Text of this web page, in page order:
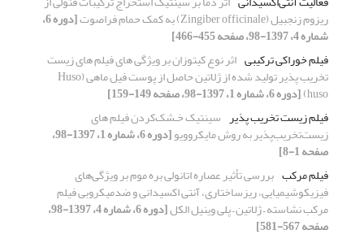
ریزوم زنجبیل (Zingiber officinale) به کمک حمام فراصوت [دوره 6،
شماره 4، 1397-98، صفحه 455-466]
فیلم خوراکی ترکیبی اثر نوع کیتوزان بر ویژگی های فیلم های زیست
تخریب پذیر تولید شده از ژلاتین حاصل از پوست فیل ماهی (Huso
huso) [دوره 6، شماره 1، 1397-98، صفحه 149-159]
فیلم زیست تخریب پذیر سینتیک خـشک‌کردن فیلم های
زیست‌تخریب‌پذیر به روش مایکروویو [دوره 6، شماره 1، 1397-98،
صفحه 1-8]
فیلم مرکب بررسی تأثیر عصاره اتانولی بره موم بر ویژگی‌های
فیزیکوشیمیایی، ریزساختاری، آنتی اکسیدانی و ضدمیکروبی فیلم
مرکب نشاسته – ژلاتین – پلی وینیل الکل [دوره 6، شماره 4، 1397-98،
صفحه 567-581]